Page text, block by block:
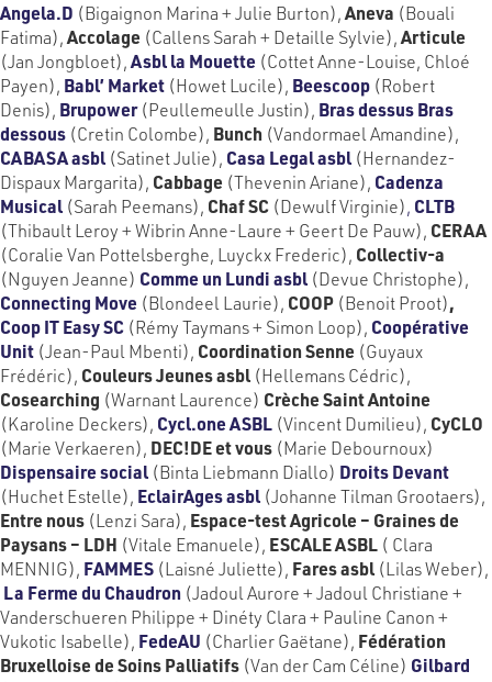
Angela.D (Bigaignon Marina + Julie Burton),Aneva (Bouali
Fatima),Accolage (Callens Sarah + Detaille Sylvie),Articule
(Jan Jongbloet),Asbl la Mouette (Cottet Anne-Louise, Chloé
Payen), Babl’ Market (Howet Lucile), Beescoop (Robert
Denis), Brupower(Peullemeulle Justin), Bras dessus Bras
dessous (Cretin Colombe), Bunch (Vandormael Amandine),
CABASA asbl (Satinet Julie), Casa Legal asbl (Hernandez-
Dispaux Margarita), Cabbage (Thevenin Ariane), Cadenza
Musical (Sarah Peemans), Chaf SC (Dewulf Virginie), CLTB
(Thibault Leroy + Wibrin Anne-Laure + Geert De Pauw), CERAA
(Coralie Van Pottelsberghe, Luyckx Frederic), Collectiv-a
(Nguyen Jeanne) Comme un Lundi asbl (Devue Christophe),
Connecting Move (Blondeel Laurie), COOP (Benoit Proot),
Coop IT Easy SC (Rémy Taymans + Simon Loop), Coopérative
Unit (Jean-Paul Mbenti), Coordination Senne (Guyaux
Frédéric), Couleurs Jeunes asbl (Hellemans Cédric),
Cosearching (Warnant Laurence) Crèche Saint Antoine
(Karoline Deckers), Cycl.one ASBL (Vincent Dumilieu), CyCLO
(Marie Verkaeren), DEC!DE et vous (Marie Debournoux)
Dispensaire social (Binta Liebmann Diallo) Droits Devant
(Huchet Estelle), EclairAges asbl (Johanne Tilman Grootaers),
Entre nous (Lenzi Sara), Espace-test Agricole – Graines de
Paysans – LDH (Vitale Emanuele), ESCALE ASBL ( Clara
MENNIG), FAMMES (Laisné Juliette), Fares asbl (Lilas Weber),
La Ferme du Chaudron (Jadoul Aurore + Jadoul Christiane +
Vanderschueren Philippe + Dinéty Clara + Pauline Canon +
Vukotic Isabelle), FedeAU (Charlier Gaëtane), Fédération
Bruxelloise de Soins Palliatifs (Van der Cam Céline) Gilbard